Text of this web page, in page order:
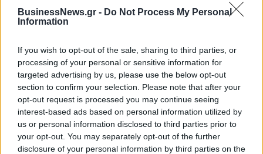
BusinessNews.gr - Do Not Process My Personal
Information
If you wish to opt-out of the sale, sharing to third parties, or
processing of your personal or sensitive information for
targeted advertising by us, please use the below opt-out
section to confirm your selection. Please note that after your
opt-out request is processed you may continue seeing
interest-based ads based on personal information utilized by
us or personal information disclosed to third parties prior to
your opt-out. You may separately opt-out of the further
disclosure of your personal information by third parties on the
18.990 ευρώ
συνεχίζουν μαζί: Ανανέωση της
συνεργασίας τους μέχρι το
18η συνεχόμενη χρονιά για τον ΟΤΕ στη διεθνή σειρά δεικτών
FTSE4Good
Alpha Bank: Για πρώτη φορά το Αρχαίο Θέατρο Επιδαύρου άνοιξε τις
πύλες του σε όλους